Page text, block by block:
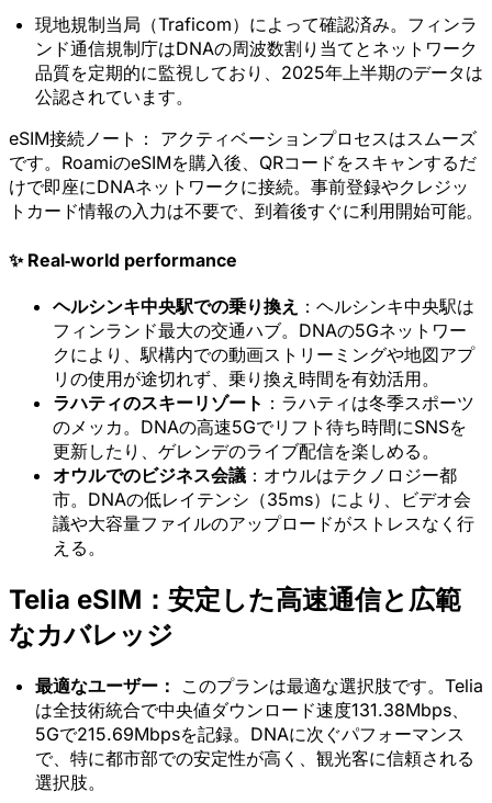
現地規制当局（Traficom）によって確認済み。フィンラ
ンド通信規制庁はDNAの周波数割り当てとネットワーク
品質を定期的に監視しており、2025年上半期のデータは
公認されています。
eSIM接続ノート：
アクティベーションプロセスはスムーズ
です。RoamiのeSIMを購入後、QRコードをスキャンするだ
けで即座にDNAネットワークに接続。事前登録やクレジッ
トカード情報の入力は不要で、到着後すぐに利用開始可能。
✨ Real‑world performance
ヘルシンキ中央駅での乗り換え ：ヘルシンキ中央駅は
フィンランド最大の交通ハブ。DNAの5Gネットワー
クにより、駅構内での動画ストリーミングや地図アプ
リの使用が途切れず、乗り換え時間を有効活用。
ラハティのスキーリゾート ：ラハティは冬季スポーツ
のメッカ。DNAの高速5Gでリフト待ち時間にSNSを
更新したり、ゲレンデのライブ配信を楽しめる。
オウルでのビジネス会議 ：オウルはテクノロジー都
市。DNAの低レイテンシ（35ms）により、ビデオ会
議や大容量ファイルのアップロードがストレスなく行
える。
Telia eSIM：安定した高速通信と広範
なカバレッジ
最適なユーザー：
このプランは最適な選択肢です。Telia
は全技術統合で中央値ダウンロード速度131.38Mbps、
5Gで215.69Mbpsを記録。DNAに次ぐパフォーマンス
で、特に都市部での安定性が高く、観光客に信頼される
選択肢。